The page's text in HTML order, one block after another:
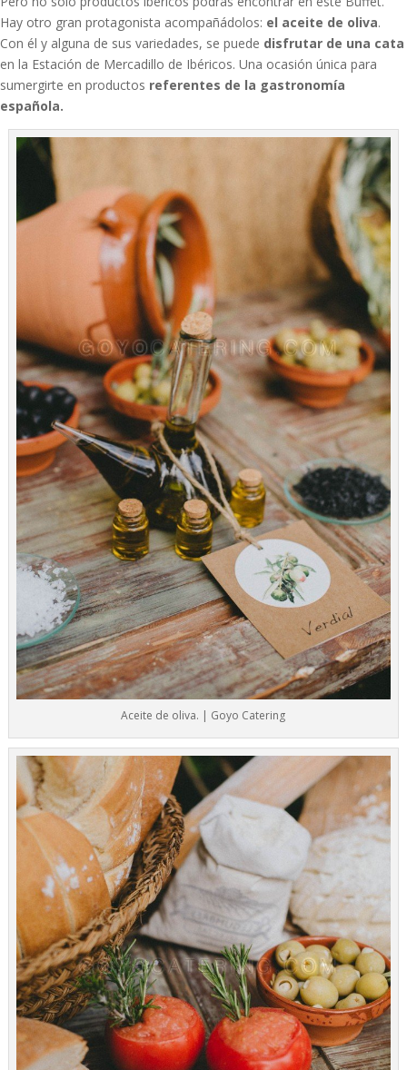
Hay otro gran protagonista acompañádolos: el aceite de oliva.
Con él y alguna de sus variedades, se puede disfrutar de una cata
en la Estación de Mercadillo de Ibéricos. Una ocasión única para
sumergirte en productos referentes de la gastronomía
española.
​Aceite de oliva. | Goyo Catering